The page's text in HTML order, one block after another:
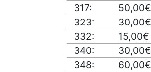
317:
50,00€
323:
30,00€
332:
15,00€
340:
30,00€
348:
60,00€